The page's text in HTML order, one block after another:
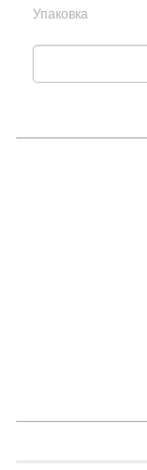
Упаковка